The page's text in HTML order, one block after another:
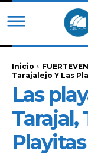
Inicio
Tarajalejo Y Las
Las
Tarajal,